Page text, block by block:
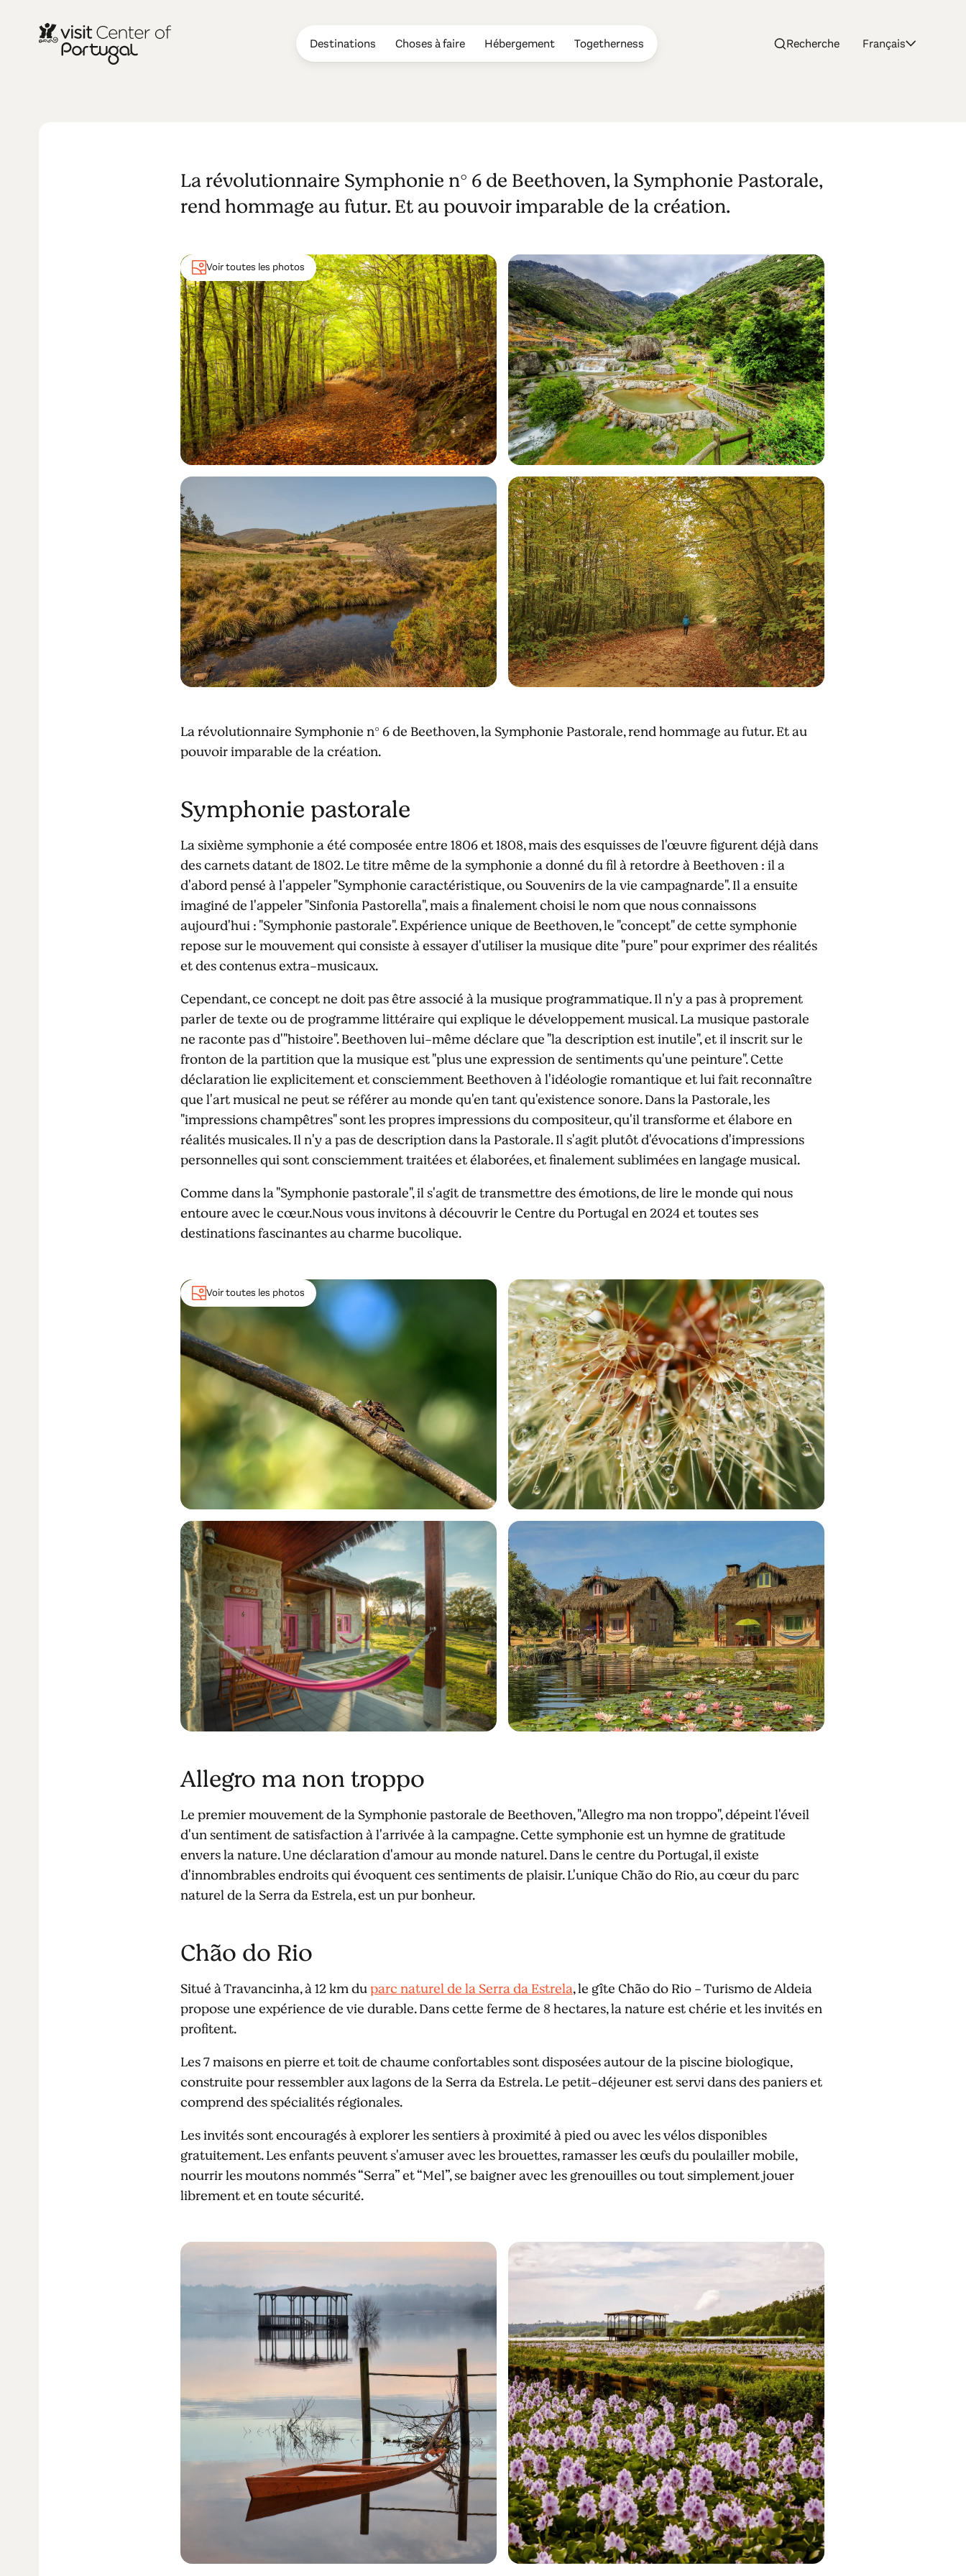
Destinations Choses à faire Hébergement Togetherness Recherche Français
Symphonie pastorale
La révolutionnaire Symphonie n° 6 de Beethoven, la Symphonie Pastorale,
rend hommage au futur. Et au pouvoir imparable de la création.
Voir toutes les photos
La révolutionnaire Symphonie n° 6 de Beethoven, la Symphonie Pastorale, rend hommage au futur. Et au
pouvoir imparable de la création.
Symphonie pastorale
La sixième symphonie a été composée entre 1806 et 1808, mais des esquisses de l'œuvre figurent déjà dans
des carnets datant de 1802. Le titre même de la symphonie a donné du fil à retordre à Beethoven : il a
d'abord pensé à l'appeler "Symphonie caractéristique, ou Souvenirs de la vie campagnarde". Il a ensuite
imaginé de l'appeler "Sinfonia Pastorella", mais a finalement choisi le nom que nous connaissons
aujourd'hui : "Symphonie pastorale". Expérience unique de Beethoven, le "concept" de cette symphonie
repose sur le mouvement qui consiste à essayer d'utiliser la musique dite "pure" pour exprimer des réalités
et des contenus extra-musicaux.
Cependant, ce concept ne doit pas être associé à la musique programmatique. Il n'y a pas à proprement
parler de texte ou de programme littéraire qui explique le développement musical. La musique pastorale
ne raconte pas d'"histoire". Beethoven lui-même déclare que "la description est inutile", et il inscrit sur le
fronton de la partition que la musique est "plus une expression de sentiments qu'une peinture". Cette
déclaration lie explicitement et consciemment Beethoven à l'idéologie romantique et lui fait reconnaître
que l'art musical ne peut se référer au monde qu'en tant qu'existence sonore. Dans la Pastorale, les
"impressions champêtres" sont les propres impressions du compositeur, qu'il transforme et élabore en
réalités musicales. Il n'y a pas de description dans la Pastorale. Il s'agit plutôt d'évocations d'impressions
personnelles qui sont consciemment traitées et élaborées, et finalement sublimées en langage musical.
Comme dans la "Symphonie pastorale", il s'agit de transmettre des émotions, de lire le monde qui nous
entoure avec le cœur.Nous vous invitons à découvrir le Centre du Portugal en 2024 et toutes ses
destinations fascinantes au charme bucolique.
Voir toutes les photos
Allegro ma non troppo
Le premier mouvement de la Symphonie pastorale de Beethoven, "Allegro ma non troppo", dépeint l'éveil
d'un sentiment de satisfaction à l'arrivée à la campagne. Cette symphonie est un hymne de gratitude
envers la nature. Une déclaration d'amour au monde naturel. Dans le centre du Portugal, il existe
d'innombrables endroits qui évoquent ces sentiments de plaisir. L'unique Chão do Rio, au cœur du parc
naturel de la Serra da Estrela, est un pur bonheur.
Chão do Rio
Situé à Travancinha, à 12 km duparc naturel de la Serra da Estrela, le gîte Chão do Rio - Turismo de Aldeia
propose une expérience de vie durable. Dans cette ferme de 8 hectares, la nature est chérie et les invités en
profitent.
Les 7 maisons en pierre et toit de chaume confortables sont disposées autour de la piscine biologique,
construite pour ressembler aux lagons de la Serra da Estrela. Le petit-déjeuner est servi dans des paniers et
comprend des spécialités régionales.
Les invités sont encouragés à explorer les sentiers à proximité à pied ou avec les vélos disponibles
gratuitement. Les enfants peuvent s'amuser avec les brouettes, ramasser les œufs du poulailler mobile,
nourrir les moutons nommés “Serra” et “Mel”, se baigner avec les grenouilles ou tout simplement jouer
librement et en toute sécurité.